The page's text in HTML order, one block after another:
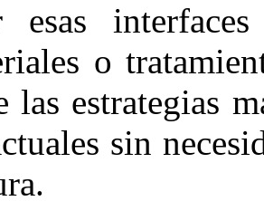
esas
o
las estrategias
sin